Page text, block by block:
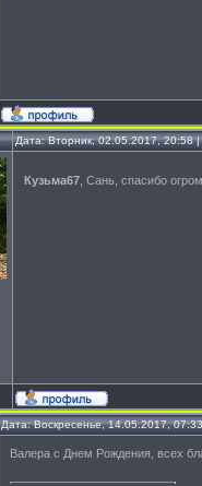
Дата: Вторник, 02.05.2017, 20:58
Кузьма67 , Сань, спасибо
Дата: Воскресенье, 14.05.2017,
Валера с Днем Рождения, всех